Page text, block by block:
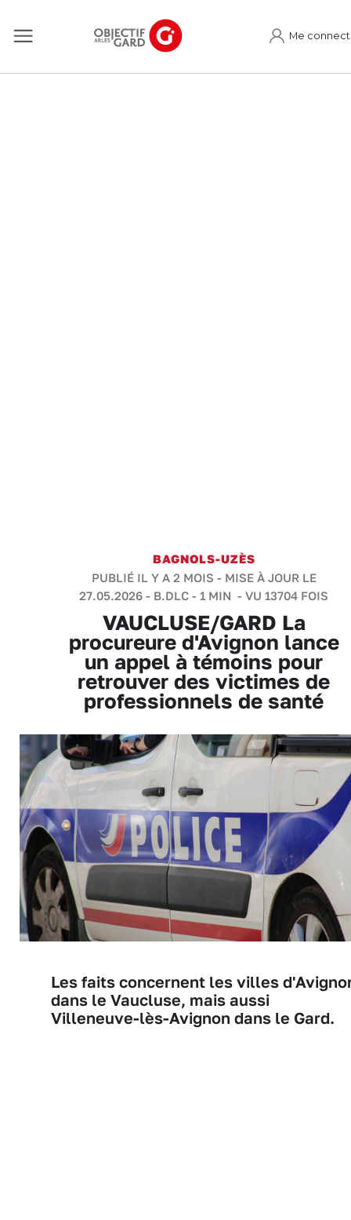
Me
BAGNOLS-UZÈS
PUBLIÉ IL Y A 2 MOIS - MISE À JOUR LE
27.05.2026 - B.DLC - 1 MIN - VU 13704 FOIS
VAUCLUSE/GARD La
procureure d'Avignon lance
un appel à témoins pour
retrouver des victimes de
professionnels de santé
Les faits concernent les villes
dans le Vaucluse, mais aussi
Villeneuve-lès-Avignon dans le Gard.